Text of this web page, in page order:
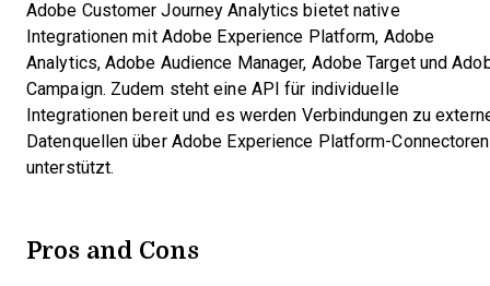
Adobe Customer Journey Analytics bietet native
Integrationen mit Adobe Experience Platform, Adobe
Analytics, Adobe Audience Manager, Adobe Target und
Campaign. Zudem steht eine API für individuelle
Integrationen bereit und es werden Verbindungen zu
Datenquellen über Adobe Experience Platform-Connectoren
unterstützt.
Pros and Cons